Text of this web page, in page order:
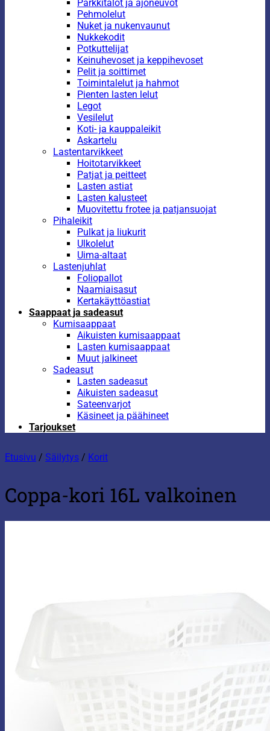
Parkkitalot ja ajoneuvot
Pehmolelut
Nuket ja nukenvaunut
Nukkekodit
Potkuttelijat
Keinuhevoset ja keppihevoset
Pelit ja soittimet
Toimintalelut ja hahmot
Pienten lasten lelut
Legot
Vesilelut
Koti- ja kauppaleikit
Askartelu
Lastentarvikkeet
Hoitotarvikkeet
Patjat ja peitteet
Lasten astiat
Lasten kalusteet
Muovitettu frotee ja patjansuojat
Pihaleikit
Pulkat ja liukurit
Ulkolelut
Uima-altaat
Lastenjuhlat
Foliopallot
Naamiaisasut
Kertakäyttöastiat
Saappaat ja sadeasut
Kumisaappaat
Aikuisten kumisaappaat
Lasten kumisaappaat
Muut jalkineet
Sadeasut
Lasten sadeasut
Aikuisten sadeasut
Sateenvarjot
Käsineet ja päähineet
Tarjoukset
Etusivu / Säilytys / Korit
Coppa-kori 16L valkoinen